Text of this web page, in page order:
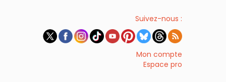
Suivez-nous :
Mon compte
Espace pro